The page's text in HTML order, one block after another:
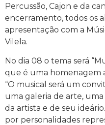
Percussão, Cajon e da
encerramento, todos os
apresentação com a
Vilela.
No dia 08 o tema será
que é uma homenagem
“O musical será um
uma galeria de arte,
da artista e de seu
por personalidades